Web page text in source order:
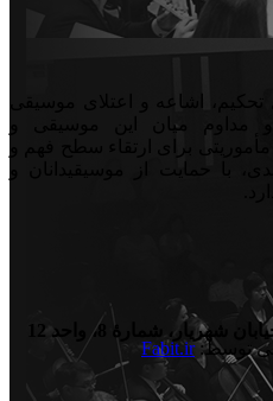
تحکیم، اشاعه و اعتلای موسیقی
مداوم میان این موسیقی و
برای ارتقاء سطح فهم و
با حمایت از موسیقیدانان و
شمارۀ 8، واحد 12
توسط:Fabit.ir